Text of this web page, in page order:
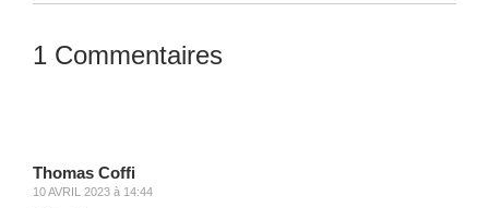
1 Commentaires
Thomas Coffi
10 AVRIL 2023 à 14:44